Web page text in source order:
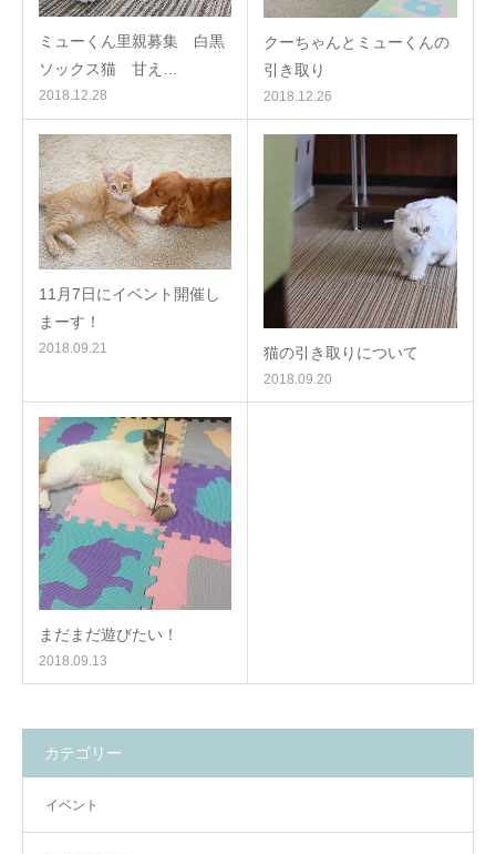
ミューくん里親募集 白黒
ソックス猫 甘え…
2018.12.28
クーちゃんとミューくんの
引き取り
2018.12.26
11月7日にイベント開催し
まーす！
2018.09.21 猫の引き取りについて
2018.09.20
まだまだ遊びたい！
2018.09.13
カテゴリー
イベント